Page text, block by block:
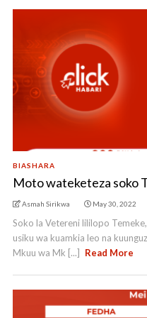
BIASHARA
Moto wateketeza soko
Asmah Sirikwa May 30, 2022
Soko la Vetereni lililopo
usiku wa kuamkia leo na
Mkuu wa Mk [...]
Read More